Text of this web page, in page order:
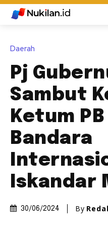
Daerah
Pj
Sambut
Ketum PB
Bandara
Iskandar
30/06/2024 By